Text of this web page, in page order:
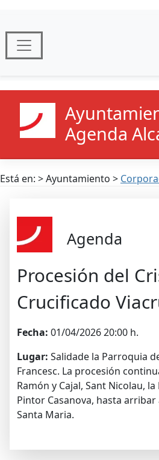
Agenda
Está en: > Ayuntamiento >
Agenda
Procesión del
Crucificado
Fecha: 01/04/2026 20:00 h.
Lugar: Salidade la Parroquia
Francesc. La procesión
Ramón y Cajal, Sant Nicolau, la
Pintor Casanova, hasta
Santa Maria.